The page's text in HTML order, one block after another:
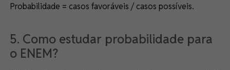
Probabilidade = casos favoráveis / casos possíveis.
5. Como estudar probabilidade para
o ENEM?